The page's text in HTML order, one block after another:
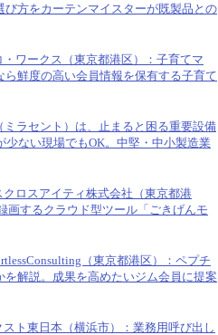
方をカーテンマイスターが既製品との
・ワークス（東京都港区）：子育てマ
鮮度の高い会員情報を保有する子育て
ミラセント）は、止まると困る重要設備
ない現場でもOK。中堅・中小製造業
クロスアイティ株式会社（東京都港
画するクラウド型ツール「ごきげんモ
（東京都港区）：ペプチ
解説。成果を高めたいジム会員に提案
スト東日本（横浜市）：業務用呼び出し